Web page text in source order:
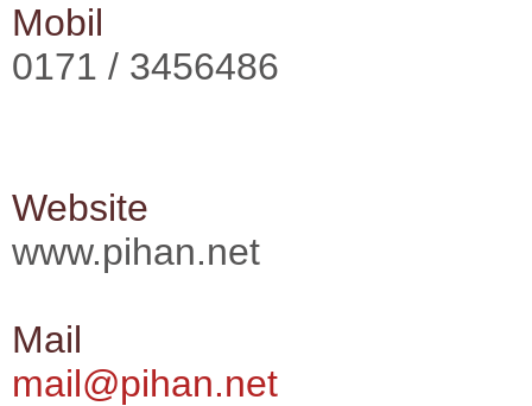
Mobil
0171 / 3456486
Website
www.pihan.net
Mail
mail@pihan.net